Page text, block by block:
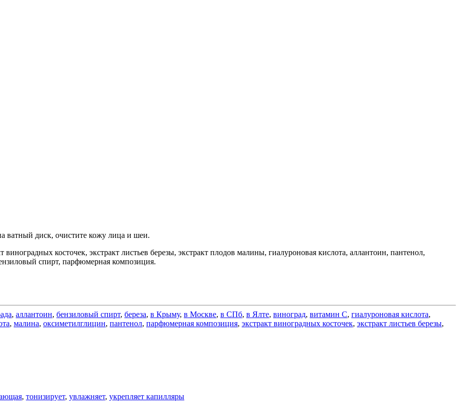
ватный диск, очистите кожу лица и шеи.
косточек, экстракт листьев березы, экстракт плодов малины, гиалуроновая кислота, аллантоин, пантенол,
спирт, парфюмерная композиция.
, аллантоин, бензиловый спирт, береза, в Крыму, в Москве, в СПб, в Ялте, виноград, витамин C, гиалуроновая кислота,
, малина, оксиметилглицин, пантенол, парфюмерная композиция, экстракт виноградных косточек, экстракт листьев березы,
, тонизирует, увлажняет, укрепляет капилляры